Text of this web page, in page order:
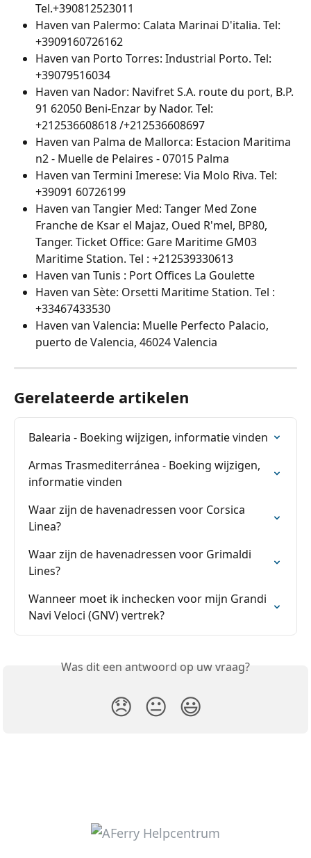
Tel.+390812523011
Haven van Palermo: Calata Marinai D'italia. Tel:
+3909160726162
Haven van Porto Torres: Industrial Porto. Tel:
+39079516034
Haven van Nador: Navifret S.A. route du port, B.P.
91 62050 Beni-Enzar by Nador. Tel:
+212536608618 /+212536608697
Haven van Palma de Mallorca: Estacion Maritima
n2 - Muelle de Pelaires - 07015 Palma
Haven van Termini Imerese: Via Molo Riva. Tel:
+39091 60726199
Haven van Tangier Med: Tanger Med Zone
Franche de Ksar el Majaz, Oued R'mel, BP80,
Tanger. Ticket Office: Gare Maritime GM03
Maritime Station. Tel : +212539330613
Haven van Tunis : Port Offices La Goulette
Haven van Sète: Orsetti Maritime Station. Tel :
+33467433530
Haven van Valencia: Muelle Perfecto Palacio,
puerto de Valencia, 46024 Valencia
Gerelateerde artikelen
Balearia - Boeking wijzigen, informatie vinden
Armas Trasmediterránea - Boeking wijzigen,
informatie vinden
Waar zijn de havenadressen voor Corsica
Linea?
Waar zijn de havenadressen voor Grimaldi
Lines?
Wanneer moet ik inchecken voor mijn Grandi
Navi Veloci (GNV) vertrek?
Was dit een antwoord op uw vraag?
😞 😐 😃